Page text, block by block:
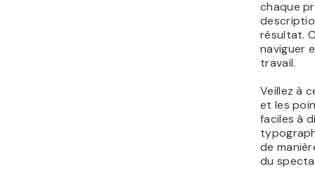
chaque
résultat.
naviguer
travail.
Veillez à
et les
faciles à
de
du